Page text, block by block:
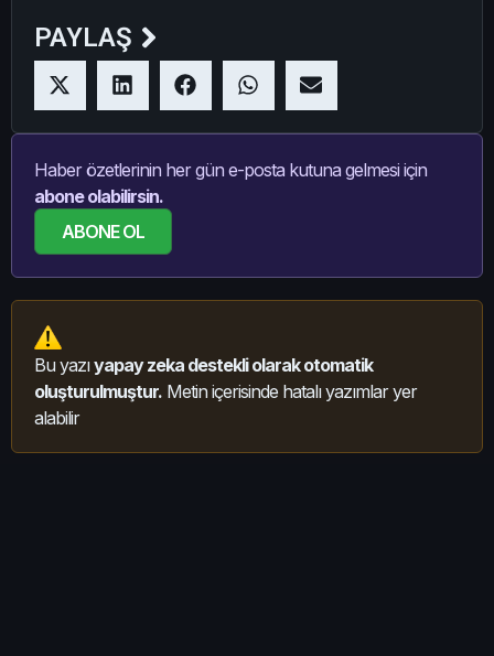
PAYLAŞ
Haber özetlerinin her gün e-posta kutuna gelmesi için
abone olabilirsin.
ABONE OL
Bu yazıyapay zeka destekli olarak otomatik
oluşturulmuştur. Metin içerisinde hatalı yazımlar yer
alabilir